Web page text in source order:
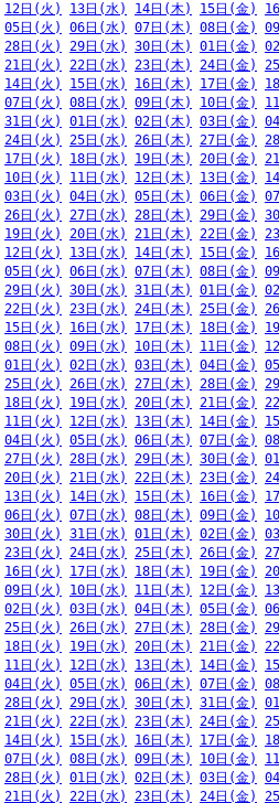
12日(火) 13日(水) 14日(木) 15日(金)
05日(火) 06日(水) 07日(木) 08日(金)
28日(火) 29日(水) 30日(木) 01日(金)
21日(火) 22日(水) 23日(木) 24日(金)
14日(火) 15日(水) 16日(木) 17日(金)
07日(火) 08日(水) 09日(木) 10日(金)
31日(火) 01日(水) 02日(木) 03日(金)
24日(火) 25日(水) 26日(木) 27日(金)
17日(火) 18日(水) 19日(木) 20日(金)
10日(火) 11日(水) 12日(木) 13日(金)
03日(火) 04日(水) 05日(木) 06日(金)
26日(火) 27日(水) 28日(木) 29日(金)
19日(火) 20日(水) 21日(木) 22日(金)
12日(火) 13日(水) 14日(木) 15日(金)
05日(火) 06日(水) 07日(木) 08日(金)
29日(火) 30日(水) 31日(木) 01日(金)
22日(火) 23日(水) 24日(木) 25日(金)
15日(火) 16日(水) 17日(木) 18日(金)
08日(火) 09日(水) 10日(木) 11日(金)
01日(火) 02日(水) 03日(木) 04日(金)
25日(火) 26日(水) 27日(木) 28日(金)
18日(火) 19日(水) 20日(木) 21日(金)
11日(火) 12日(水) 13日(木) 14日(金)
04日(火) 05日(水) 06日(木) 07日(金)
27日(火) 28日(水) 29日(木) 30日(金)
20日(火) 21日(水) 22日(木) 23日(金)
13日(火) 14日(水) 15日(木) 16日(金)
06日(火) 07日(水) 08日(木) 09日(金)
30日(火) 31日(水) 01日(木) 02日(金)
23日(火) 24日(水) 25日(木) 26日(金)
16日(火) 17日(水) 18日(木) 19日(金)
09日(火) 10日(水) 11日(木) 12日(金)
02日(火) 03日(水) 04日(木) 05日(金)
25日(火) 26日(水) 27日(木) 28日(金)
18日(火) 19日(水) 20日(木) 21日(金)
11日(火) 12日(水) 13日(木) 14日(金)
04日(火) 05日(水) 06日(木) 07日(金)
28日(火) 29日(水) 30日(木) 31日(金)
21日(火) 22日(水) 23日(木) 24日(金)
14日(火) 15日(水) 16日(木) 17日(金)
07日(火) 08日(水) 09日(木) 10日(金)
28日(火) 01日(水) 02日(木) 03日(金)
21日(火) 22日(水) 23日(木) 24日(金)